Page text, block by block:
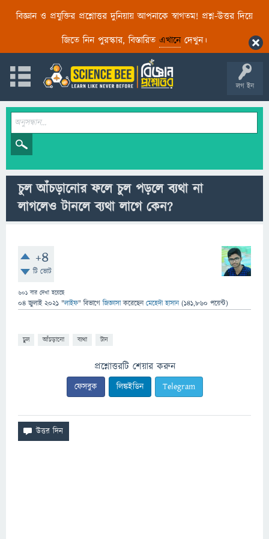
বিজ্ঞান ও প্রযুক্তির প্রশ্নোত্তর দুনিয়ায় আপনাকে স্বাগতম! প্রশ্ন-উত্তর দিয়ে
জিতে নিন পুরস্কার, বিস্তারিত এখানেদেখুন।
লগ ইন
চুল আঁচড়ানোর ফলে চুল পড়লে ব্যথা না
লাগলেও টানলে ব্যথা লাগে কেন?
+4
টি ভোট
601 বার দেখা হয়েছে
04 জুলাই 2021 "লাইফ" বিভাগে জিজ্ঞাসাকরেছেনমেহেদী হাসান (141,860 পয়েন্ট)
চুল আঁচড়ানো ব্যথা টান
প্রশ্নোত্তরটি শেয়ার করুন
ফেসবুক লিঙ্কইডিন Telegram